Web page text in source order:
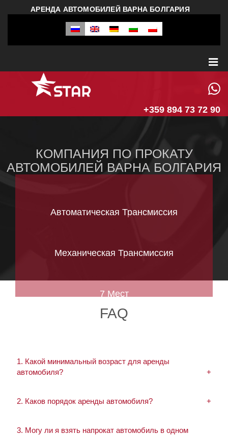
АРЕНДА АВТОМОБИЛЕЙ ВАРНА БОЛГАРИЯ
+359 894 73 72 90
КОМПАНИЯ ПО ПРОКАТУ
АВТОМОБИЛЕЙ ВАРНА БОЛГАРИЯ
Автоматическая Трансмиссия
Механическая Трансмиссия
7 Мест
FAQ
1. Какой минимальный возраст для аренды
автомобиля?
2. Каков порядок аренды автомобиля?
3. Могу ли я взять напрокат автомобиль в одном